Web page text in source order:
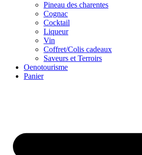
Pineau des charentes
Cognac
Cocktail
Liqueur
Vin
Coffret/Colis cadeaux
Saveurs et Terroirs
Oenotourisme
Panier